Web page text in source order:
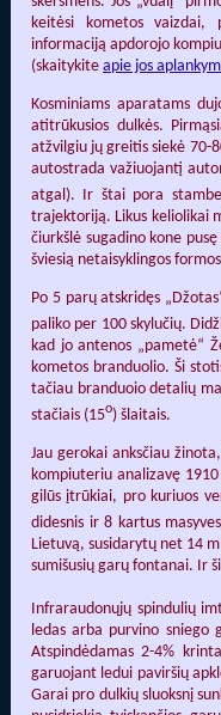
keitėsi kometos vaizdai,
informaciją apdorojo
(skaitykite apie jos
Kosminiams aparatams
atitrūkusios dulkės.
atžvilgiu jų greitis siekė 70-
autostrada važiuojantį
atgal). Ir štai pora
trajektoriją. Likus keliolikai
čiurkšlė sugadino kone
šviesią netaisyklingos
Po 5 parų atskridęs
paliko per 100 skylučių.
kad jo antenos „pametė“
kometos branduolio. Ši
tačiau branduoio detalių
stačiais (15o) šlaitais.
Jau gerokai anksčiau
kompiuteriu analizavę
gilūs įtrūkiai, pro kuriuos
didesnis ir 8 kartus
Lietuvą, susidarytų net 14
sumišusių garų fontanai. Ir
Infraraudonųjų spindulių
ledas arba purvino sniego
Atspindėdamas 2-4%
garuojant ledui paviršių
Garai pro dulkių sluoksnį